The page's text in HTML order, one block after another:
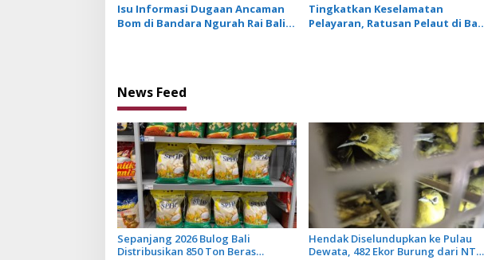
Isu Informasi Dugaan Ancaman
Bom di Bandara Ngurah Rai Bali
Tingkatkan Keselamatan
Pelayaran, Ratusan Pelaut di Bali
News Feed
Sepanjang 2026 Bulog Bali
Distribusikan 850 Ton Beras
Hendak Diselundupkan ke Pulau
Dewata, 482 Ekor Burung dari NTB